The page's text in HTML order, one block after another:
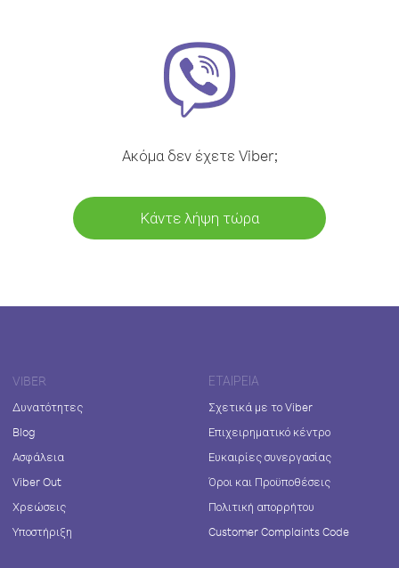
Ακόμα δεν έχετε Viber;
Κάντε λήψη τώρα
VIBER
Δυνατότητες
Blog
Ασφάλεια
Viber Out
Χρεώσεις
Υποστήριξη
ΕΤΑΙΡΕΊΑ
Σχετικά με το Viber
Επιχειρηματικό κέντρο
Ευκαιρίες συνεργασίας
Όροι και Προϋποθέσεις
Πολιτική απορρήτου
Customer Complaints Code